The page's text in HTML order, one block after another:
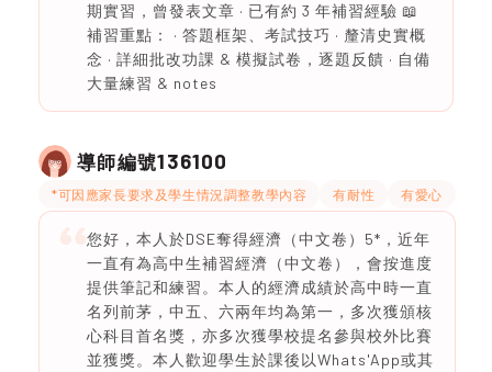
期實習，曾發表文章 · 已有約 3 年補習經驗 📖
補習重點： · 答題框架、考試技巧 · 釐清史實概
念 · 詳細批改功課 & 模擬試卷，逐題反饋 · 自備
大量練習 & notes
導師編號136100
*可因應家長要求及學生情況調整教學內容 有耐性 有愛心
您好，本人於DSE奪得經濟（中文卷）5*，近年
一直有為高中生補習經濟（中文卷），會按進度
提供筆記和練習。本人的經濟成績於高中時一直
名列前茅，中五、六兩年均為第一，多次獲頒核
心科目首名獎，亦多次獲學校提名參與校外比賽
並獲獎。本人歡迎學生於課後以Whats'App或其